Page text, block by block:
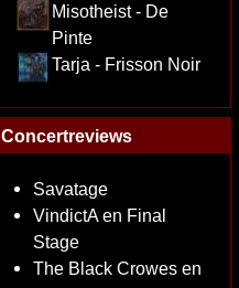
Misotheist - De
Pinte
Tarja - Frisson Noir
Concertreviews
Savatage
VindictA en Final
Stage
The Black Crowes en